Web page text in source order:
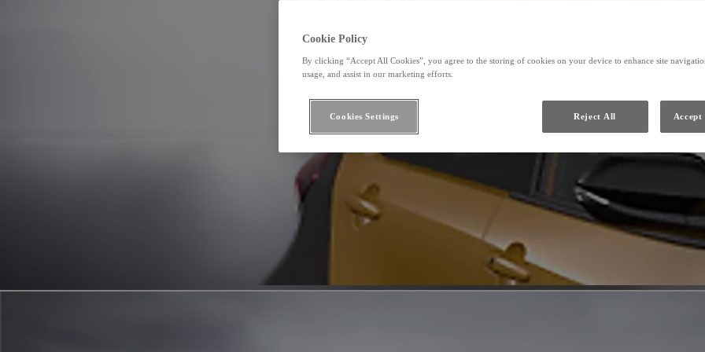
Cookie Policy
By clicking “Accept All Cookies”, you agree to the storing of cookies on your device to enhance site
usage, and assist in our marketing efforts.
Reject All Accept
Cookies Settings